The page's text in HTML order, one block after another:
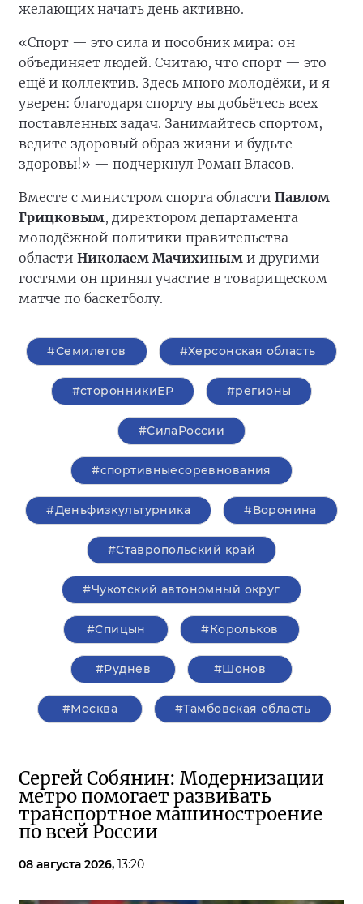
желающих начать день активно.
«Спорт — это сила и пособник мира: он
объединяет людей. Считаю, что спорт — это
ещё и коллектив. Здесь много молодёжи, и я
уверен: благодаря спорту вы добьётесь всех
поставленных задач. Занимайтесь спортом,
ведите здоровый образ жизни и будьте
здоровы!» — подчеркнул Роман Власов.
Вместе с министром спорта области Павлом
Грицковым, директором департамента
молодёжной политики правительства
области Николаем Мачихиным и другими
гостями он принял участие в товарищеском
матче по баскетболу.
#Семилетов #Херсонская область
#сторонникиЕР #регионы
#СилаРоссии
#спортивныесоревнования
#Деньфизкультурника #Воронина
#Ставропольский край
#Чукотский автономный округ
#Спицын #Корольков
#Руднев #Шонов
#Москва #Тамбовская область
Сергей Собянин: Модернизации
метро помогает развивать
транспортное машиностроение
по всей России
08 августа 2026, 13:20